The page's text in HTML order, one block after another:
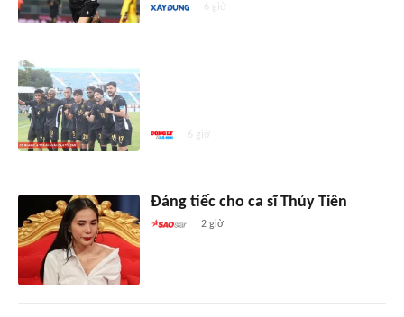
6 giờ
6 giờ
Đáng tiếc cho ca sĩ Thủy Tiên
2 giờ